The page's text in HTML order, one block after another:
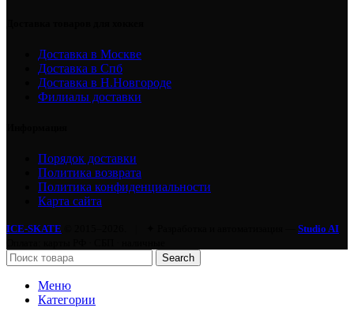
Доставка в Москве
Доставка в Спб
Доставка в Н.Новгороде
Филиалы доставки
Порядок доставки
Политика возврата
Политика конфиденциальности
Карта сайта
ICE-SKATE
Studio AI
Search
Меню
Категории